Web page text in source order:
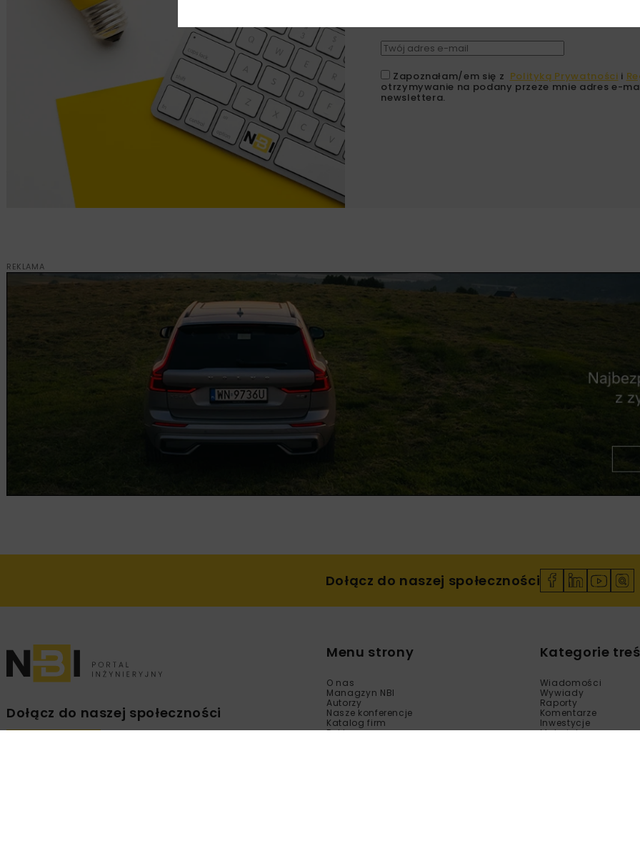
Zapoznałam/em się z Polityką Prywatności i
otrzymywanie na podany przeze mnie adres e-
newslettera.
REKLAMA
Dołącz do naszej społeczności
Dołącz do naszej społeczności
Menu strony
O nas
Managzyn NBI
Autorzy
Nasze konferencje
Katalog firm
Reklama
Kategorie
Wiadomości
Wywiady
Raporty
Komentarze
Inwestycje
Materiały